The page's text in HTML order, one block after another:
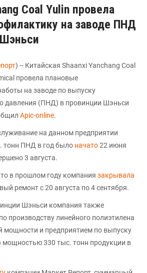
Coal Yulin провела
на заводе ПНД
) -- Китайская Shaanxi Yanchang Coal
провела плановые
на заводе по выпуску
давления (ПНД) в провинции Шэньси
Apic-online.
на данном предприятии
тонн ПНД в год было начато22 июня
3 августа.
в прошлом году компания закрывала
ремонт с 20 августа по 4 сентября.
Шэньси компания также
производству линейного полиэтилена
и предприятием по выпуску
330 тыс. тонн продукции в